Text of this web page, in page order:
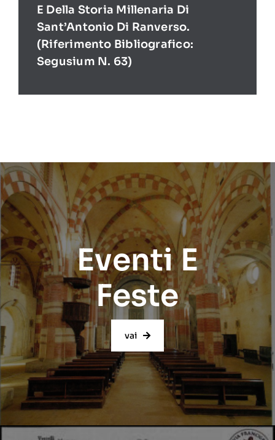
E Della Storia Millenaria Di
Sant’Antonio Di Ranverso.
(Riferimento Bibliografico:
Segusium N. 63)
Eventi E
Feste
vai